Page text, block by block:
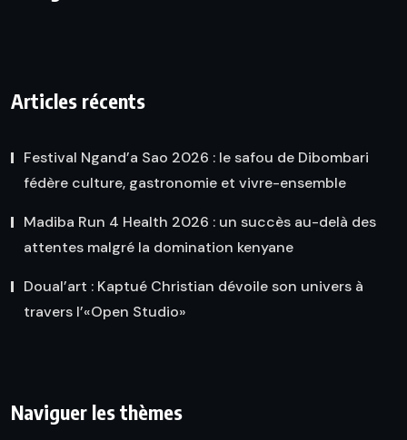
Articles récents
Festival Ngand’a Sao 2026 : le safou de Dibombari
fédère culture, gastronomie et vivre-ensemble
Madiba Run 4 Health 2026 : un succès au-delà des
attentes malgré la domination kenyane
Doual’art : Kaptué Christian dévoile son univers à
travers l’«Open Studio»
Naviguer les thèmes